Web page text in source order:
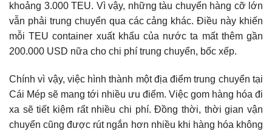
khoảng 3.000 TEU. Vì vậy, những tàu chuyển hàng cỡ lớn
vẫn phải trung chuyển qua các cảng khác. Điều này khiến
mỗi TEU container xuất khẩu của nước ta mất thêm gần
200.000 USD nữa cho chi phí trung chuyển, bốc xếp.
Chính vì vậy, việc hình thành một địa điểm trung chuyển tại
Cái Mép sẽ mang tới nhiều ưu điểm. Việc gom hàng hóa đi
xa sẽ tiết kiệm rất nhiều chi phí. Đồng thời, thời gian vận
chuyển cũng được rút ngắn hơn nhiều khi hàng hóa không